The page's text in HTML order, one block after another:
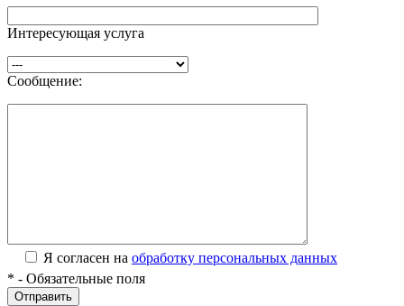
Интересующая услуга
Сообщение:
Я согласен на обработку персональных данных
* - Обязательные поля